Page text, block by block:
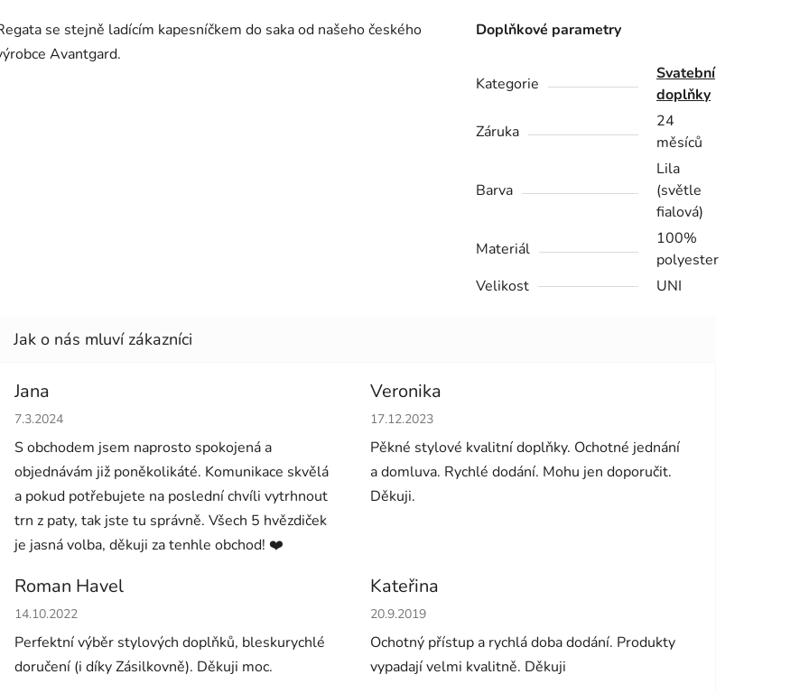
se stejně ladícím kapesníčkem do saka od našeho českého
Avantgard.
Doplňkové parametry
Kategorie
Svatební
doplňky
Záruka
24
měsíců
Barva
Lila
(světle
fialová)
Materiál
100%
polyester
Velikost
UNI
Jana
Hodnocení obchodu je 5 z 5 hvězdiček.
7.3.2024
S obchodem jsem naprosto spokojená a
objednávám již poněkolikáté. Komunikace skvělá
a pokud potřebujete na poslední chvíli vytrhnout
trn z paty, tak jste tu správně. Všech 5 hvězdiček
je jasná volba, děkuji za tenhle obchod! ❤️
Veronika
Hodnocení obchodu je 5 z 5 hvězdiček.
17.12.2023
Pěkné stylové kvalitní doplňky. Ochotné jednání
a domluva. Rychlé dodání. Mohu jen doporučit.
Děkuji.
Roman Havel
Hodnocení obchodu je 5 z 5 hvězdiček.
14.10.2022
Perfektní výběr stylových doplňků, bleskurychlé
doručení (i díky Zásilkovně). Děkuji moc.
Kateřina
Hodnocení obchodu je 5 z 5 hvězdiček.
20.9.2019
Ochotný přístup a rychlá doba dodání. Produkty
vypadají velmi kvalitně. Děkuji